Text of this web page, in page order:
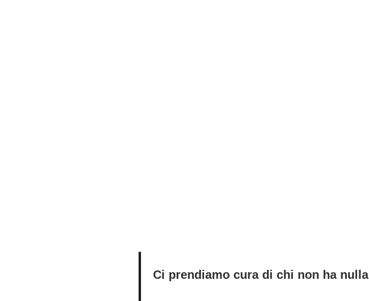
Ci prendiamo cura di chi non ha nulla